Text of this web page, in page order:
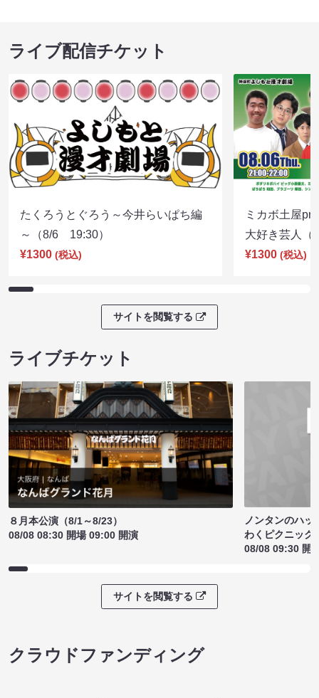
ライブ配信チケット
たくろうとぐろう～今井らいぱち編
～（8/6 19:30）
¥1300 (税込)
ミカボ土屋
大好き芸人
¥1300 (税込)
サイトを閲覧する
ライブチケット
８月本公演（8/1～8/23）
08/08 08:30 開場 09:00 開演
ノンタンのハッ
わくピクニック
08/08 09:30 開
サイトを閲覧する
クラウドファンディング